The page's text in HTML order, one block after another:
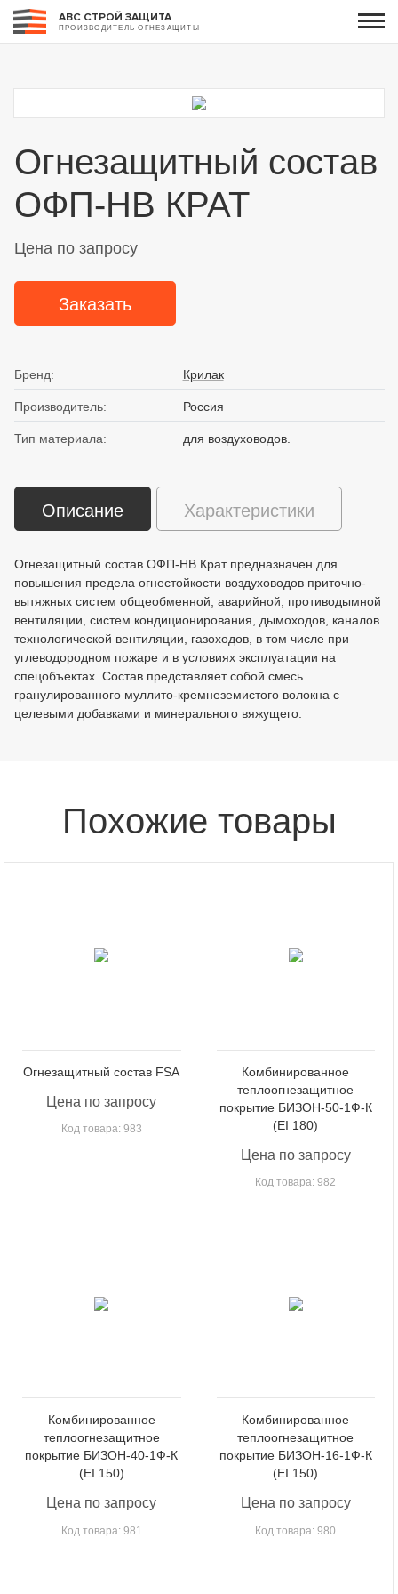
АВС СТРОЙ ЗАЩИТА
ПРОИЗВОДИТЕЛЬ ОГНЕЗАЩИТЫ
Огнезащитный состав
ОФП-НВ КРАТ
Цена по запросу
Заказать
Бренд: Крилак
Производитель: Россия
Тип материала: для воздуховодов.
Описание Характеристики
Огнезащитный состав ОФП-НВ Крат предназначен для
повышения предела огнестойкости воздуховодов приточно-
вытяжных систем общеобменной, аварийной, противодымной
вентиляции, систем кондиционирования, дымоходов, каналов
технологической вентиляции, газоходов, в том числе при
углеводородном пожаре и в условиях эксплуатации на
спецобъектах. Состав представляет собой смесь
гранулированного муллито-кремнеземистого волокна с
целевыми добавками и минерального вяжущего.
Похожие товары
Огнезащитный состав FSA
Цена по запросу
Код товара: 983
Комбинированное
теплоогнезащитное
покрытие БИЗОН-50-1Ф-К
(EI 180)
Цена по запросу
Код товара: 982
Комбинированное
теплоогнезащитное
покрытие БИЗОН-40-1Ф-К
(EI 150)
Цена по запросу
Код товара: 981
Комбинированное
теплоогнезащитное
покрытие БИЗОН-16-1Ф-К
(EI 150)
Цена по запросу
Код товара: 980